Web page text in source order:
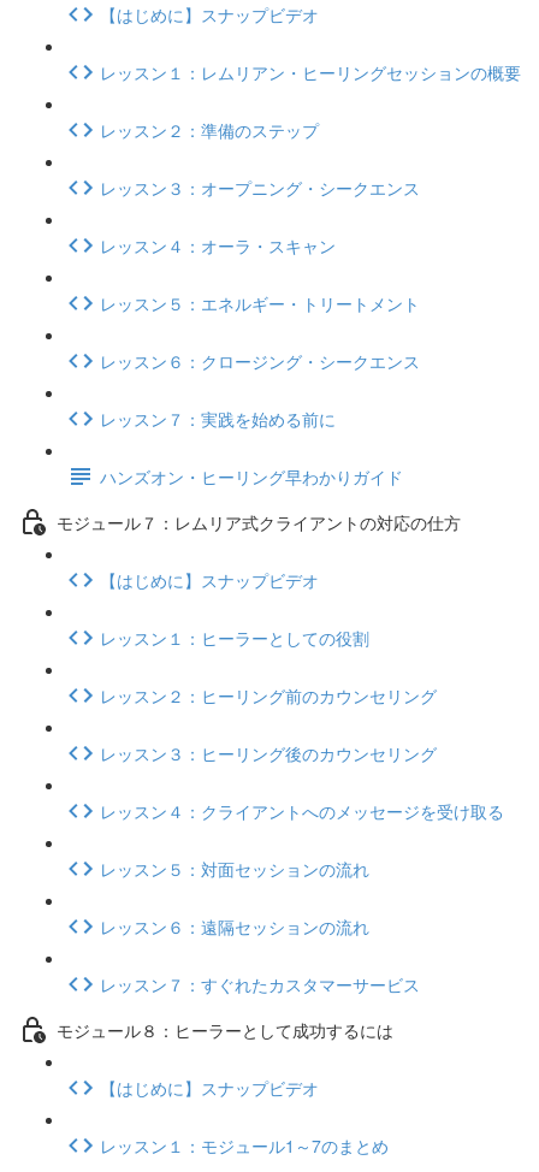
【はじめに】スナップビデオ
レッスン１：レムリアン・ヒーリングセッションの概要
レッスン２：準備のステップ
レッスン３：オープニング・シークエンス
レッスン４：オーラ・スキャン
レッスン５：エネルギー・トリートメント
レッスン６：クロージング・シークエンス
レッスン７：実践を始める前に
ハンズオン・ヒーリング早わかりガイド
モジュール７：レムリア式クライアントの対応の仕方
【はじめに】スナップビデオ
レッスン１：ヒーラーとしての役割
レッスン２：ヒーリング前のカウンセリング
レッスン３：ヒーリング後のカウンセリング
レッスン４：クライアントへのメッセージを受け取る
レッスン５：対面セッションの流れ
レッスン６：遠隔セッションの流れ
レッスン７：すぐれたカスタマーサービス
モジュール８：ヒーラーとして成功するには
【はじめに】スナップビデオ
レッスン１：モジュール1～7のまとめ